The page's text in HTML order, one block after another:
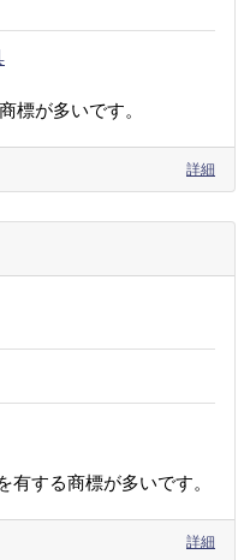
標が多いです。
詳細
する商標が多いです。
詳細